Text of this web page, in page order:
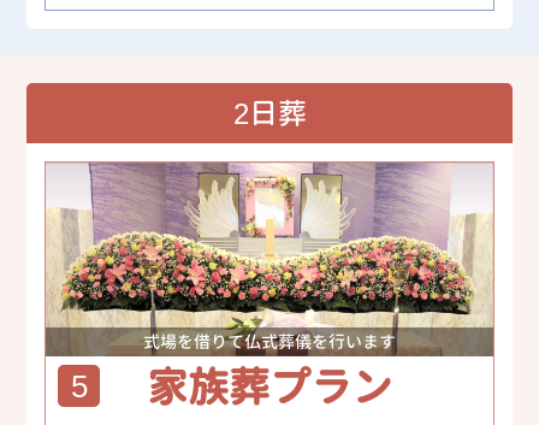
2日葬
式場を借りて仏式葬儀を行います
5 家族葬プラン